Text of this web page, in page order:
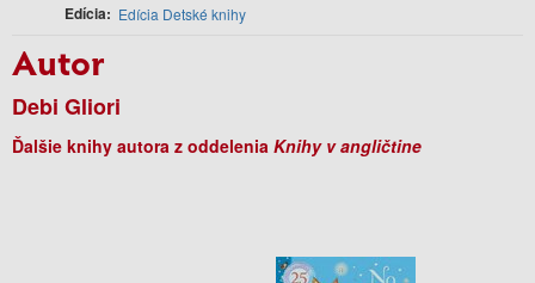
Edícia Edícia Detské knihy
Autor
Debi Gliori
Ďalšie knihy autora z oddelenia Knihy v angličtine